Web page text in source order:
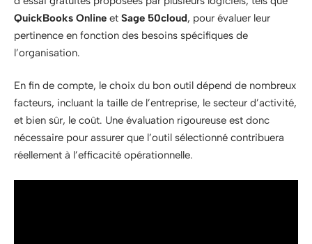
QuickBooks Online et Sage 50cloud, pour évaluer leur
pertinence en fonction des besoins spécifiques de
l’organisation.
En fin de compte, le choix du bon outil dépend de nombreux
facteurs, incluant la taille de l’entreprise, le secteur d’activité,
et bien sûr, le coût. Une évaluation rigoureuse est donc
nécessaire pour assurer que l’outil sélectionné contribuera
réellement à l’efficacité opérationnelle.